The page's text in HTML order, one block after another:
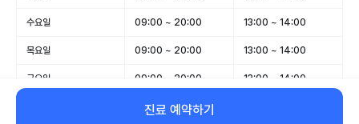
수요일 09:00 ~ 20:00 13:00 ~ 14:00
목요일 09:00 ~ 20:00 13:00 ~ 14:00
금요일 09:00 ~ 20:00 13:00 ~ 14:00
09:00 ~ 16:00
진료 예약하기